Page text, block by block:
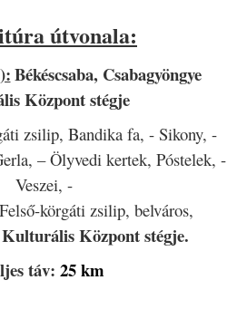
útvonala:
Békéscsaba, Csabagyöngye
Központ stégje
zsilip, Bandika fa, - Sikony, -
– Ölyvedi kertek, Póstelek, -
Veszei, -
körgáti zsilip, belváros,
Kulturális Központ stégje.
táv: 25 km